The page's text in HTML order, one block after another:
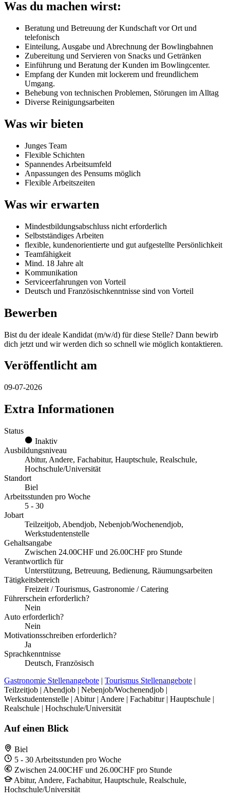
Was du machen wirst:
Beratung und Betreuung der Kundschaft vor Ort und
telefonisch
Einteilung, Ausgabe und Abrechnung der Bowlingbahnen
Zubereitung und Servieren von Snacks und Getränken
Einführung und Beratung der Kunden im Bowlingcenter.
Empfang der Kunden mit lockerem und freundlichem
Umgang.
Behebung von technischen Problemen, Störungen im Alltag
Diverse Reinigungsarbeiten
Was wir bieten
Junges Team
Flexible Schichten
Spannendes Arbeitsumfeld
Anpassungen des Pensums möglich
Flexible Arbeitszeiten
Was wir erwarten
Mindestbildungsabschluss nicht erforderlich
Selbstständiges Arbeiten
flexible, kundenorientierte und gut aufgestellte Persönlichkeit
Teamfähigkeit
Mind. 18 Jahre alt
Kommunikation
Serviceerfahrungen von Vorteil
Deutsch und Französischkenntnisse sind von Vorteil
Bewerben
Bist du der ideale Kandidat (m/w/d) für diese Stelle? Dann bewirb
dich jetzt und wir werden dich so schnell wie möglich kontaktieren.
Veröffentlicht am
09-07-2026
Extra Informationen
Status
Inaktiv
Ausbildungsniveau
Abitur, Andere, Fachabitur, Hauptschule, Realschule,
Hochschule/Universität
Standort
Biel
Arbeitsstunden pro Woche
5 - 30
Jobart
Teilzeitjob, Abendjob, Nebenjob/Wochenendjob,
Werkstudentenstelle
Gehaltsangabe
Zwischen 24.00CHF und 26.00CHF pro Stunde
Verantwortlich für
Unterstützung, Betreuung, Bedienung, Räumungsarbeiten
Tätigkeitsbereich
Freizeit / Tourismus, Gastronomie / Catering
Führerschein erforderlich?
Nein
Auto erforderlich?
Nein
Motivationsschreiben erforderlich?
Ja
Sprachkenntnisse
Deutsch, Französisch
Gastronomie Stellenangebote | Tourismus Stellenangebote |
Teilzeitjob | Abendjob | Nebenjob/Wochenendjob |
Werkstudentenstelle | Abitur | Andere | Fachabitur | Hauptschule |
Realschule | Hochschule/Universität
Auf einen Blick
Biel
5 - 30 Arbeitsstunden pro Woche
Zwischen 24.00CHF und 26.00CHF pro Stunde
Abitur, Andere, Fachabitur, Hauptschule, Realschule,
Hochschule/Universität